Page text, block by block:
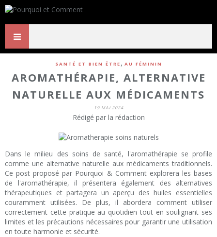
SANTÉ ET BIEN ÊTRE , AU FÉMININ
AROMATHÉRAPIE, ALTERNATIVE
NATURELLE AUX MÉDICAMENTS
19 MAI 2024
Rédigé par la rédaction
Dans le milieu des soins de santé, l'aromathérapie se profile
comme une alternative naturelle aux médicaments traditionnels.
Ce post proposé par Pourquoi & Comment explorera les bases
de l'aromathérapie, il présentera également des alternatives
thérapeutiques et partagera un aperçu des huiles essentielles
couramment utilisées. De plus, il abordera comment utiliser
correctement cette pratique au quotidien tout en soulignant ses
limites et les précautions nécessaires pour garantir une utilisation
en toute harmonie et sécurité.